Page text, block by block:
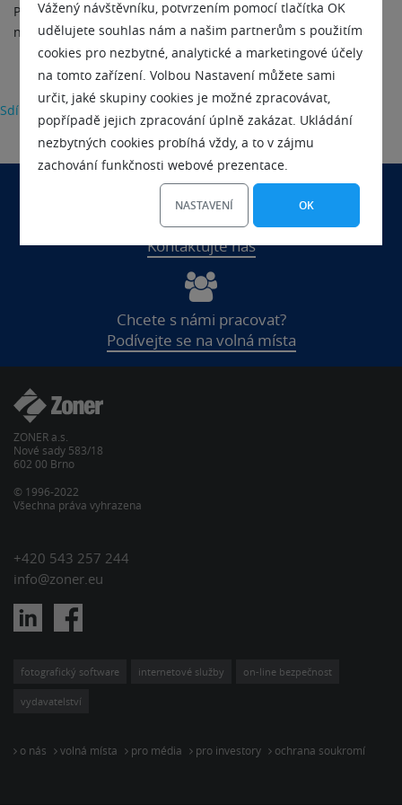
Vážený návštěvníku, potvrzením pomocí tlačítka OK
udělujete souhlas nám a našim partnerům s použitím
cookies pro nezbytné, analytické a marketingové účely
na tomto zařízení. Volbou Nastavení můžete sami
určit, jaké skupiny cookies je možné zpracovávat,
popřípadě jejich zpracování úplně zakázat. Ukládání
nezbytných cookies probíhá vždy, a to v zájmu
zachování funkčnosti webové prezentace.
NASTAVENÍ OK
Plná verze Zoner Photo Studia 17 je ke stažení a vyzkoušení
na 30 dní zdarma na adrese www.zoner.cz.
Sdílet
Chcete se nás na něco zeptat?
Kontaktujte nás
Chcete s námi pracovat?
Podívejte se na volná místa
ZONER a.s.
Nové sady 583/18
602 00 Brno
© 1996-2022
Všechna práva vyhrazena
+420 543 257 244
info@zoner.eu
fotografický software internetové služby on-line bezpečnost
vydavatelství
o nás volná místa pro média pro investory ochrana soukromí